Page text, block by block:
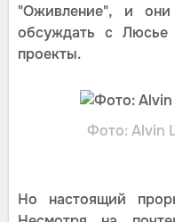
"Оживление", и
обсуждать с Люсье
проекты.
Фото: Alvin
Но настоящий